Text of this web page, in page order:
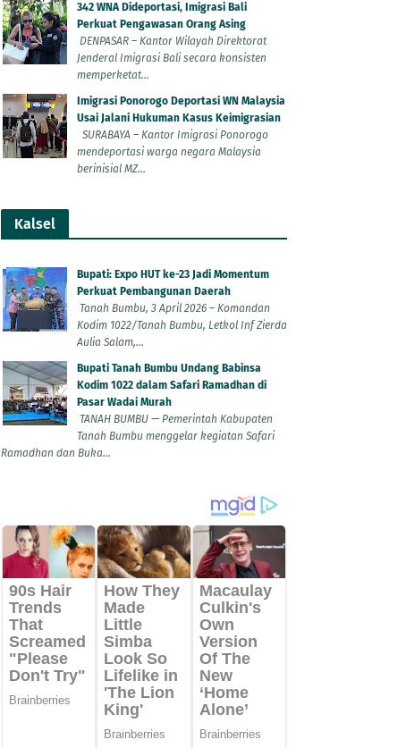
342 WNA Dideportasi, Imigrasi Bali
Perkuat Pengawasan Orang Asing
DENPASAR – Kantor Wilayah Direktorat
Jenderal Imigrasi Bali secara konsisten
memperketat...
Imigrasi Ponorogo Deportasi WN Malaysia
Usai Jalani Hukuman Kasus Keimigrasian
SURABAYA – Kantor Imigrasi Ponorogo
mendeportasi warga negara Malaysia
berinisial MZ...
Kalsel
Bupati: Expo HUT ke-23 Jadi Momentum
Perkuat Pembangunan Daerah
Tanah Bumbu, 3 April 2026 – Komandan
Kodim 1022/Tanah Bumbu, Letkol Inf Zierda
Aulia Salam,...
Bupati Tanah Bumbu Undang Babinsa
Kodim 1022 dalam Safari Ramadhan di
Pasar Wadai Murah
TANAH BUMBU — Pemerintah Kabupaten
Tanah Bumbu menggelar kegiatan Safari
Ramadhan dan Buka...